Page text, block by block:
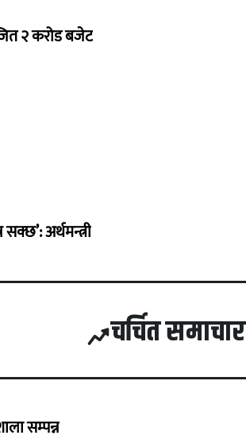
२ करोड बजेट
सक्छ’: अर्थमन्त्री
चर्चित समाचार
सम्पन्न